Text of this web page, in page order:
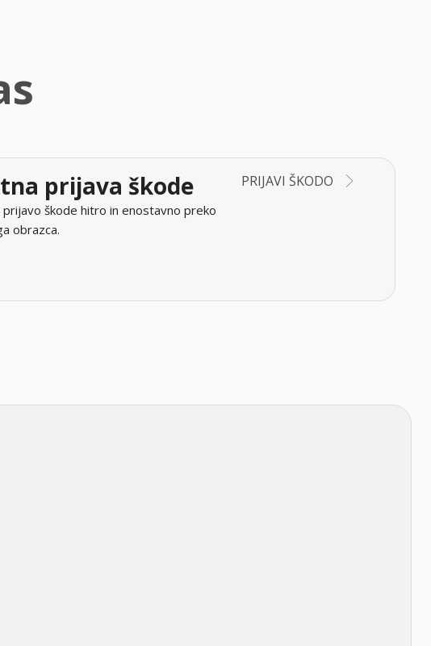
prijava škode
škode hitro in enostavno preko
obrazca.
PRIJAVI ŠKODO